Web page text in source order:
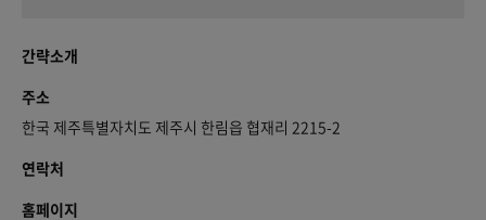
간략소개
주소
한국 제주특별자치도 제주시 한림읍 협재리 2215-2
연락처
홈페이지